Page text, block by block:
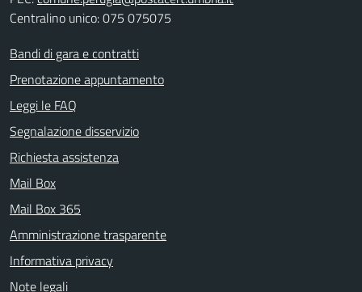
Centralino unico: 075 075075
Bandi di gara e contratti
Prenotazione appuntamento
Leggi le FAQ
Segnalazione disservizio
Richiesta assistenza
Mail Box
Mail Box 365
Amministrazione trasparente
Informativa privacy
Note legali